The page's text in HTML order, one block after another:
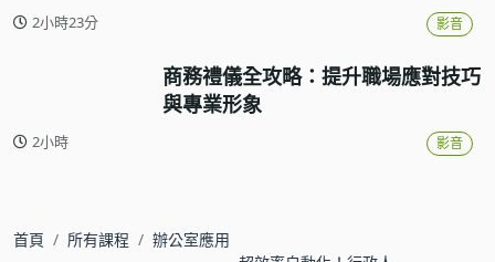
2小時23分 影音
商務禮儀全攻略：提升職場應對技巧
與專業形象
2小時 影音
首頁 所有課程
辦公室應用